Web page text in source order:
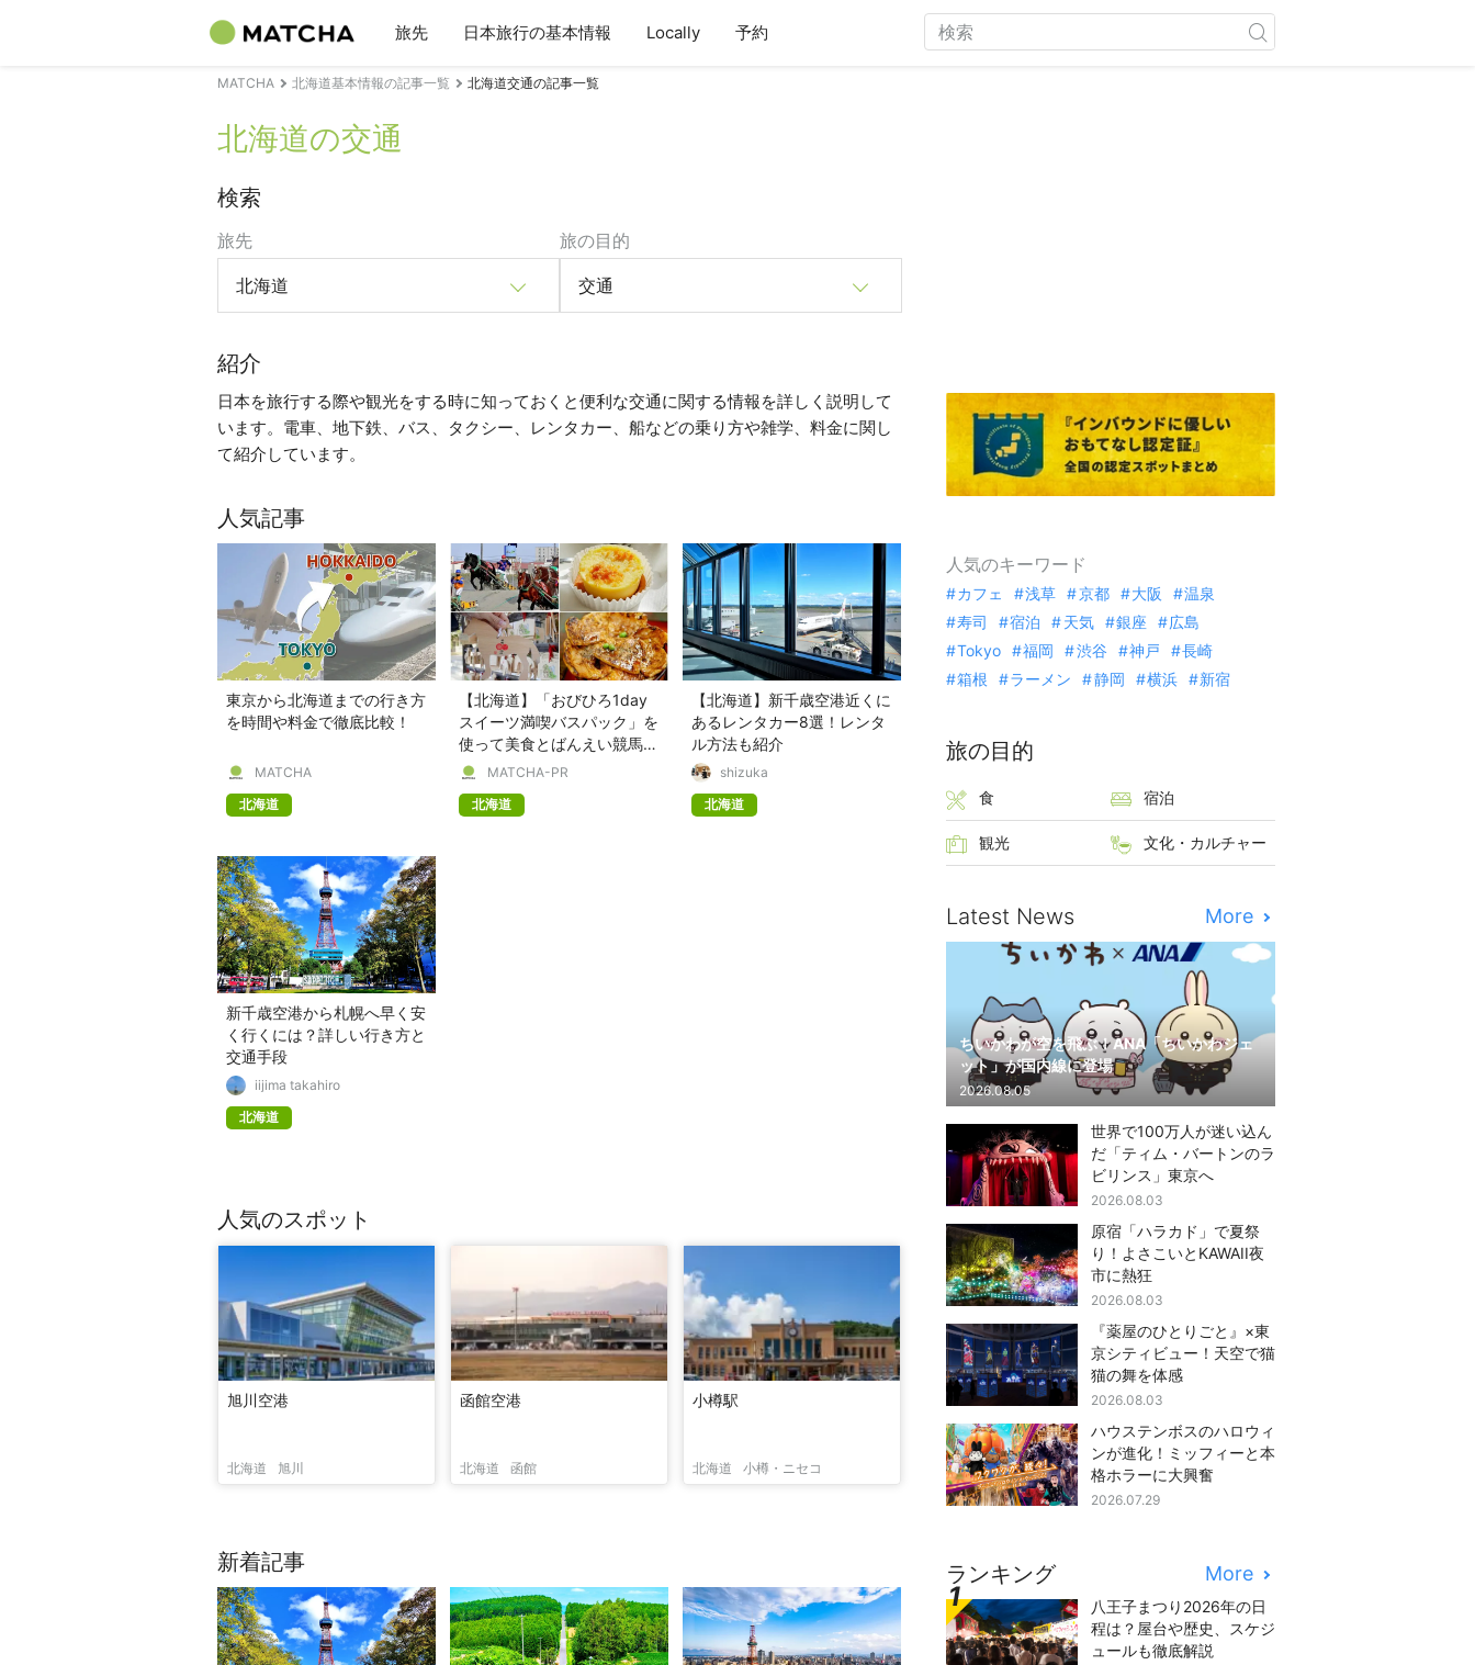
旅先 日本旅行の基本情報 Locally 予約
MATCHA 北海道基本情報の記事一覧 北海道交通の記事一覧
北海道の交通
検索
旅先
北海道
旅の目的
交通
紹介
日本を旅行する際や観光をする時に知っておくと便利な交通に関する情報を詳しく説明して
います。電車、地下鉄、バス、タクシー、レンタカー、船などの乗り方や雑学、料金に関し
て紹介しています。
人気記事
東京から北海道までの行き方
を時間や料金で徹底比較！
MATCHA
北海道
【北海道】「おびひろ1day
スイーツ満喫バスパック」を
使って美食とばんえい競馬を
楽しもう！
MATCHA-PR
北海道
【北海道】新千歳空港近くに
あるレンタカー8選！レンタ
ル方法も紹介
shizuka
北海道
新千歳空港から札幌へ早く安
く行くには？詳しい行き方と
交通手段
iijima takahiro
北海道
人気のスポット
旭川空港
北海道 旭川
函館空港
北海道 函館
小樽駅
北海道 小樽・ニセコ
新着記事
人気のキーワード
カフェ 浅草 京都 大阪
温泉
寿司
宿泊 天気 銀座
広島
Tokyo
福岡 渋谷 神戸
長崎
箱根
ラーメン 静岡 横浜 新宿
旅の目的
食 宿泊
観光 文化・カルチャー
Latest News More
ちいかわが空を飛ぶ！ANA「ちいかわジェ
ット」が国内線に登場
2026.08.05
世界で100万人が迷い込ん
だ「ティム・バートンのラ
ビリンス」東京へ
2026.08.03
原宿「ハラカド」で夏祭
り！よさこいとKAWAII夜
市に熱狂
2026.08.03
『薬屋のひとりごと』×東
京シティビュー！天空で猫
猫の舞を体感
2026.08.03
ハウステンボスのハロウィ
ンが進化！ミッフィーと本
格ホラーに大興奮
2026.07.29
ランキング More
八王子まつり2026年の日
程は？屋台や歴史、スケジ
ュールも徹底解説